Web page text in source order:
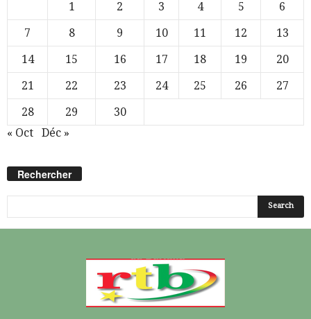
1 2 3 4 5
6
7
8 9 10 11 12
13
14
15 16 17 18 19
20
21
22 23 24 25 26
27
28
29
30
« Oct
Déc »
Rechercher